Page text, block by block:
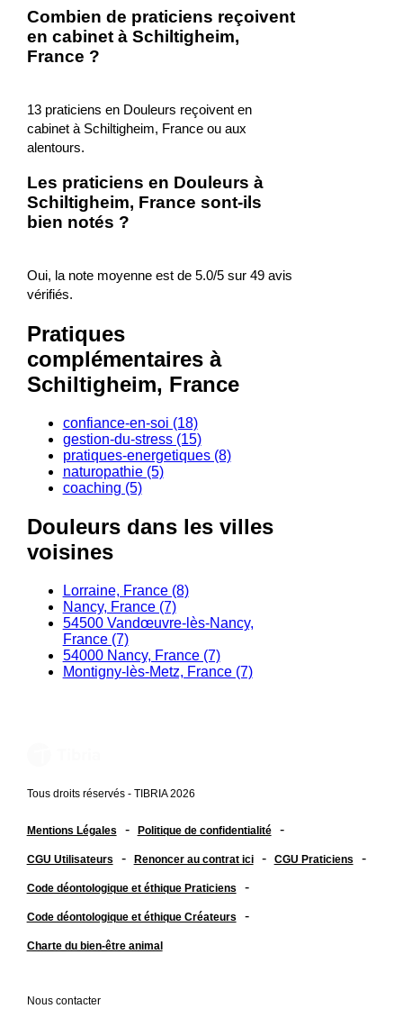
Combien de praticiens reçoivent
en cabinet à Schiltigheim,
France ?
13 praticiens en Douleurs reçoivent en
cabinet à Schiltigheim, France ou aux
alentours.
Les praticiens en Douleurs à
Schiltigheim, France sont-ils
bien notés ?
Oui, la note moyenne est de 5.0/5 sur 49 avis
vérifiés.
Pratiques
complémentaires à
Schiltigheim, France
confiance-en-soi (18)
gestion-du-stress (15)
pratiques-energetiques (8)
naturopathie (5)
coaching (5)
Douleurs dans les villes
voisines
Lorraine, France (8)
Nancy, France (7)
54500 Vandœuvre-lès-Nancy,
France (7)
54000 Nancy, France (7)
Montigny-lès-Metz, France (7)
Tous droits réservés - TIBRIA 2026
Mentions Légales - Politique de confidentialité -
CGU Utilisateurs - Renoncer au contrat ici - CGU Praticiens -
Code déontologique et éthique Praticiens -
Code déontologique et éthique Créateurs -
Charte du bien-être animal
Nous contacter